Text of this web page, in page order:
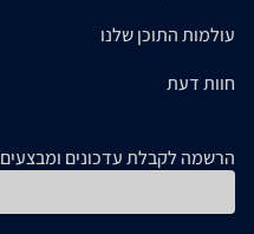
עולמות התוכן שלנו
חוות דעת
הרשמה לקבלת עדכונים ומבצעים